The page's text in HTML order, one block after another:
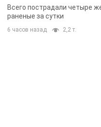
Всего пострадали четыре
раненые за сутки
6 часов назад 2,2 т.